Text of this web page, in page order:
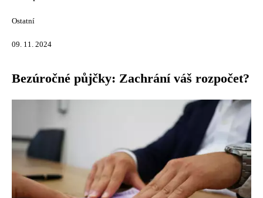
Ostatní
09. 11. 2024
Bezúročné půjčky: Zachrání váš rozpočet?